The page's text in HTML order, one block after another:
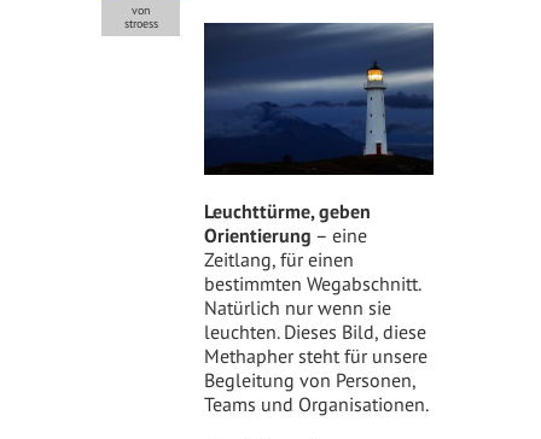
von
stroess
Leuchttürme, geben
Orientierung – eine
Zeitlang, für einen
bestimmten Wegabschnitt.
Natürlich nur wenn sie
leuchten. Dieses Bild, diese
Methapher steht für unsere
Begleitung von Personen,
Teams und Organisationen.